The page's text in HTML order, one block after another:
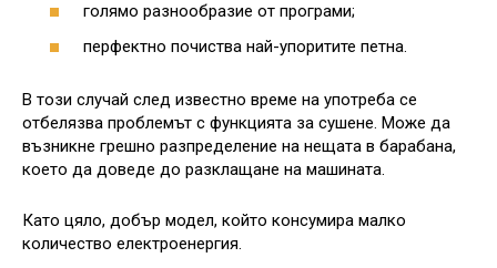
голямо разнообразие от програми;
перфектно почиства най-упоритите петна.
В този случай след известно време на употреба се
отбелязва проблемът с функцията за сушене. Може да
възникне грешно разпределение на нещата в барабана,
което да доведе до разклащане на машината.
Като цяло, добър модел, който консумира малко
количество електроенергия.